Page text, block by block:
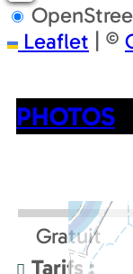
Leaflet | ©
PHOTOS
Gratuit
Tarifs :